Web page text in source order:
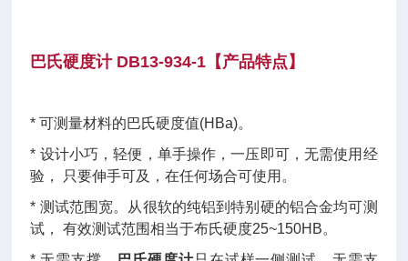
巴氏硬度计DB13-934-1 【产品特点 】
* 可测量材料的巴氏硬度值(HBa)。
* 设计小巧，轻便，单手操作，一压即可，无需使用经
验， 只要伸手可及，在任何场合可使用。
* 测试范围宽。从很软的纯铝到特别硬的铝合金均可测
试， 有效测试范围相当于布氏硬度25~150HB。